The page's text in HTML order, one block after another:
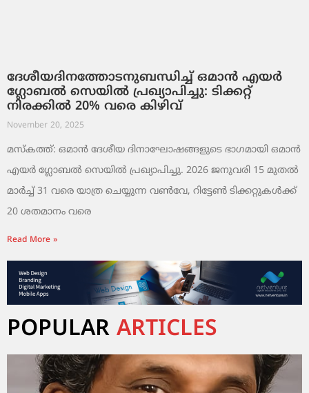
ദേശീയദിനത്തോടനുബന്ധിച്ച് ഒമാൻ എയർ
ഗ്ലോബൽ സെയിൽ പ്രഖ്യാപിച്ചു: ടിക്കറ്റ്
നിരക്കിൽ 20% വരെ കിഴിവ്
November 20, 2025
മസ്‌കത്ത്: ഒമാൻ ദേശീയ ദിനാഘോഷങ്ങളുടെ ഭാഗമായി ഒമാൻ
എയർ ഗ്ലോബൽ സെയിൽ പ്രഖ്യാപിച്ചു. 2026 ജനുവരി 15 മുതൽ
മാർച്ച് 31 വരെ യാത്ര ചെയ്യുന്ന വൺവേ, റിട്ടേൺ ടിക്കറ്റുകൾക്ക്
20 ശതമാനം വരെ
Read More »
POPULAR ARTICLES